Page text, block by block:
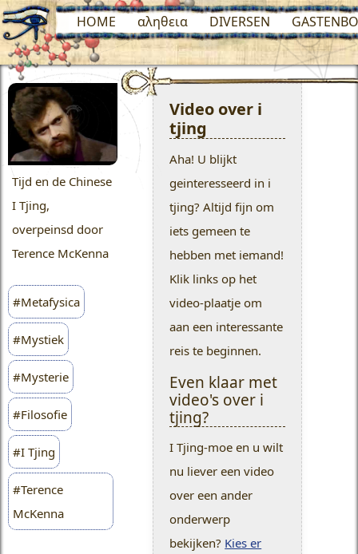
HOME αληθεια DIVERSEN
Tijd en de Chinese
I Tjing,
overpeinsd door
Terence McKenna
#Metafysica
#Mystiek
#Mysterie
#Filosofie
#I Tjing
#Terence
McKenna
Video over i
tjing
Aha! U blijkt
geinteresseerd in i
tjing? Altijd fijn om
iets gemeen te
hebben met iemand!
Klik links op het
video-plaatje om
aan een interessante
reis te beginnen.
Even klaar met
video's over i
tjing?
I Tjing-moe en u wilt
nu liever een video
over een ander
onderwerp
bekijken? Kies er